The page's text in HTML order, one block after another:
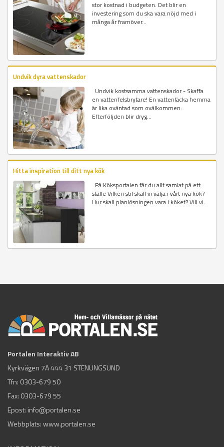
stor kostnad i budgeten. Det blir en
investering som du ska vara nöjd med i
många år framöver...
Undvik dyra vattenskador
Undvik kostsamma vattenskador - Skaffa
en vattenfelsbrytare! En vattenläcka hemma
är lika oväntad som ovälkommen.
Efterföljden blir dryg...
Hitta inspiration till ditt nya kök
På Köksportalen får du allt samlat på ett
ställe Vilken stil skall vi välja i vårt nya kök?
Hur skall planlösningen vara i köket? Vill vi...
Portalen Interaktiv AB
Kyrkvägen 7A 444 31 STENUNGSUND
Tfn: 0303-679 50
Fax: 0303-679 55
Epost: info@portalen.se
Webbplats: www.portalen.se